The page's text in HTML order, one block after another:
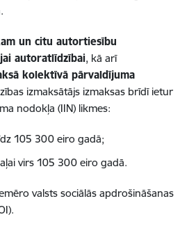
un citu autortiesību
autoratlīdzībai, kā arī
kolektīvā pārvaldījuma
izmaksātājs izmaksas brīdī ietur
nodokļa (IIN) likmes:
105 300 eiro gadā;
virs 105 300 eiro gadā.
valsts sociālās apdrošināšanas